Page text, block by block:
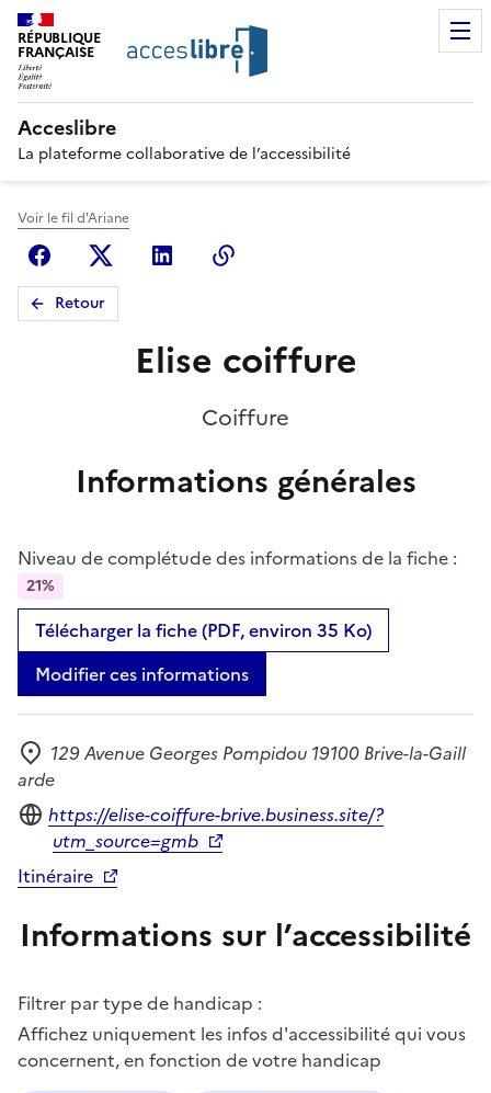
RÉPUBLIQUE
FRANÇAISE
Acceslibre
La plateforme collaborative de l’accessibilité
Voir le fil d'Ariane
FacebookX (anciennement Twitter)
Linkedin
Retour
Elise coiffure
Coiffure
Informations générales
Niveau de complétude des informations de la fiche :
21%
Télécharger la fiche (PDF, environ 35 Ko)
Modifier ces informations
Adresse
129 Avenue Georges Pompidou 19100 Brive-la-Gaill
arde
Site internet
https://elise-coiffure-brive.business.site/?
utm_source=gmb
Itinéraire
Informations sur l’accessibilité
Filtrer par type de handicap :
Affichez uniquement les infos d'accessibilité qui vous
concernent, en fonction de votre handicap